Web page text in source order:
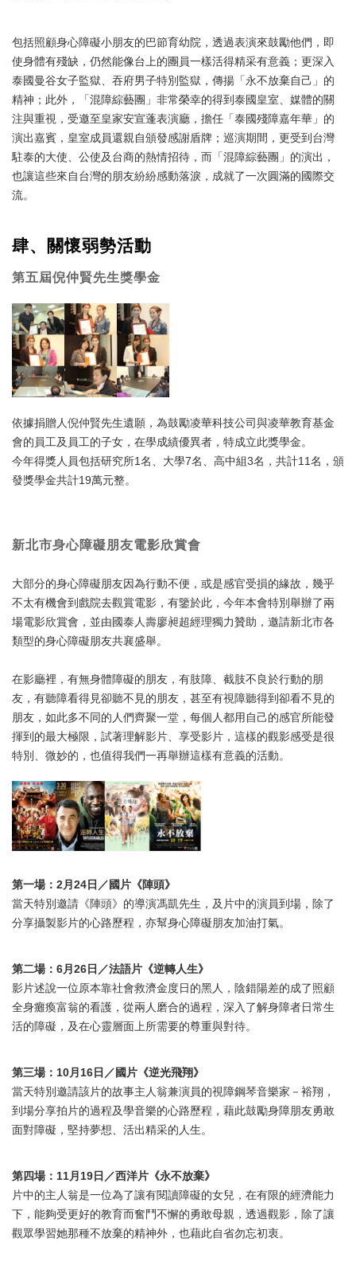
包括照顧身心障礙小朋友的巴節育幼院，透過表演來鼓勵他們，即
使身體有殘缺，仍然能像台上的團員一樣活得精采有意義；更深入
泰國曼谷女子監獄、吞府男子特別監獄，傳揚「永不放棄自己」的
精神；此外，「混障綜藝團」非常榮幸的得到泰國皇室、媒體的關
注與重視，受邀至皇家安宣蓬表演廳，擔任「泰國殘障嘉年華」的
演出嘉賓，皇室成員還親自頒發感謝盾牌；巡演期間，更受到台灣
駐泰的大使、公使及台商的熱情招待，而「混障綜藝團」的演出，
也讓這些來自台灣的朋友紛紛感動落淚，成就了一次圓滿的國際交
流。
肆、關懷弱勢活動
第五屆倪仲賢先生獎學金
依據捐贈人倪仲賢先生遺願，為鼓勵凌華科技公司與凌華教育基金
會的員工及員工的子女，在學成績優異者，特成立此獎學金。
今年得獎人員包括研究所1名、大學7名、高中組3名，共計11名，頒
發獎學金共計19萬元整。
新北市身心障礙朋友電影欣賞會
大部分的身心障礙朋友因為行動不便，或是感官受損的緣故，幾乎
不太有機會到戲院去觀賞電影，有鑒於此，今年本會特別舉辦了兩
場電影欣賞會，並由國泰人壽廖昶超經理獨力贊助，邀請新北市各
類型的身心障礙朋友共襄盛舉。
在影廳裡，有無身體障礙的朋友，有肢障、截肢不良於行動的朋
友，有聽障看得見卻聽不見的朋友，甚至有視障聽得到卻看不見的
朋友，如此多不同的人們齊聚一堂，每個人都用自己的感官所能發
揮到的最大極限，試著理解影片、享受影片，這樣的觀影感受是很
特別、微妙的，也值得我們一再舉辦這樣有意義的活動。
第一場：2月24日／國片《陣頭》
當天特別邀請《陣頭》的導演馮凱先生，及片中的演員到場，除了
分享攝製影片的心路歷程，亦幫身心障礙朋友加油打氣。
第二場：6月26日／法語片《逆轉人生》
影片述說一位原本靠社會救濟金度日的黑人，陰錯陽差的成了照顧
全身癱瘓富翁的看護，從兩人磨合的過程，深入了解身障者日常生
活的障礙，及在心靈層面上所需要的尊重與對待。
第三場：10月16日／國片《逆光飛翔》
當天特別邀請該片的故事主人翁兼演員的視障鋼琴音樂家－裕翔，
到場分享拍片的過程及學音樂的心路歷程，藉此鼓勵身障朋友勇敢
面對障礙，堅持夢想、活出精采的人生。
第四場：11月19日／西洋片《永不放棄》
片中的主人翁是一位為了讓有閱讀障礙的女兒，在有限的經濟能力
下，能夠受更好的教育而奮鬥不懈的勇敢母親，透過觀影，除了讓
觀眾學習她那種不放棄的精神外，也藉此自省勿忘初衷。